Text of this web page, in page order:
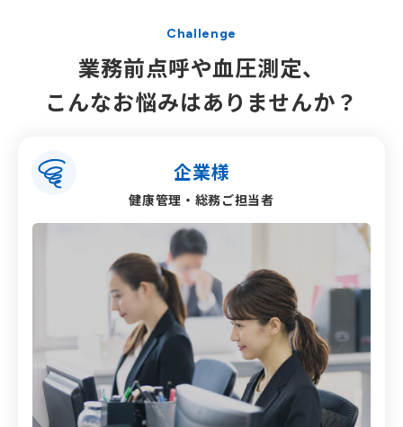
Challenge
業務前点呼や血圧測定、
こんなお悩みはありませんか？
企業様
健康管理・総務ご担当者